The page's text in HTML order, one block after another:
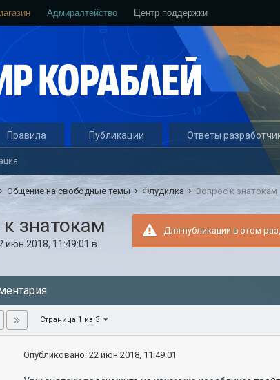
Адмиралтейство Центр поддержки
Правила Публикации Ответы
Общение на свободные темы Флудилка Вопрос к знатокам
Для публикации в этом
знатокам
июн 2018, 11:49:01 в
Страница 1 из 3
Опубликовано:22 июн 2018, 11:49:01